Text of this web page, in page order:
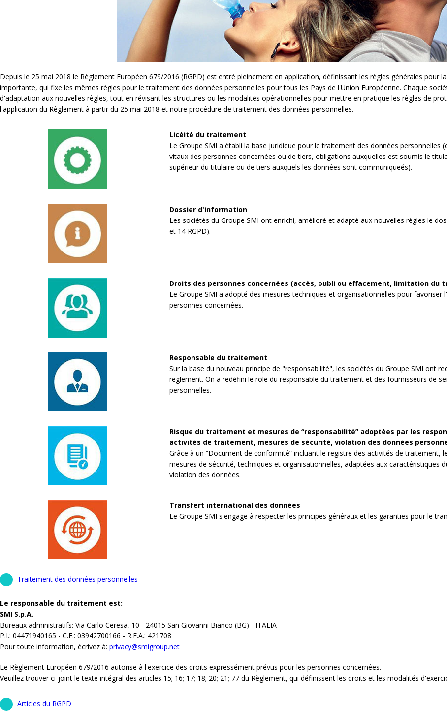
Depuis le 25 mai 2018 le Règlement Européen 679/2016 (RGPD) est entré pleinement en application, définissant les règles générales pour
importante, qui fixe les mêmes règles pour le traitement des données personnelles pour tous les Pays de l'Union Européenne. Chaque
d'adaptation aux nouvelles règles, tout en révisant les structures ou les modalités opérationnelles pour mettre en pratique les règles de
l'application du Règlement à partir du 25 mai 2018 et notre procédure de traitement des données personnelles.
Licéité du traitement
Le Groupe SMI a établi la base juridique pour le traitement des données
vitaux des personnes concernées ou de tiers, obligations auxquelles est soumis le
supérieur du titulaire ou de tiers auxquels les données sont communiqueés).
Dossier d'information
Les sociétés du Groupe SMI ont enrichi, amélioré et adapté aux nouvelles règles le
et 14 RGPD).
Droits des personnes concernées (accès, oubli ou effacement, limitation
Le Groupe SMI a adopté des mesures techniques et organisationnelles pour
personnes concernées.
Responsable du traitement
Sur la base du nouveau principe de "responsabilité", les sociétés du Groupe SMI ont
règlement. On a redéfini le rôle du responsable du traitement et des fournisseurs de
personnelles.
Risque du traitement et mesures de “responsabilité” adoptées par les
activités de traitement, mesures de sécurité, violation des données
Grâce à un “Document de conformité” incluant le registre des activités de
mesures de sécurité, techniques et organisationnelles, adaptées aux
violation des données.
Transfert international des données
Le Groupe SMI s'engage à respecter les principes généraux et les garanties pour le
Traitement des données personnelles
Le responsable du traitement est:
SMI S.p.A.
Bureaux administratifs: Via Carlo Ceresa, 10 - 24015 San Giovanni Bianco (BG) - ITALIA
P.I.: 04471940165 - C.F.: 03942700166 - R.E.A.: 421708
Pour toute information, écrivez à: privacy@smigroup.net
Le Règlement Européen 679/2016 autorise à l'exercice des droits expressément prévus pour les personnes concernées.
Veuillez trouver ci-joint le texte intégral des articles 15; 16; 17; 18; 20; 21; 77 du Règlement, qui définissent les droits et les modalités
Articles du RGPD